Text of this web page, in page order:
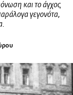
και το άγχος
γεγονότα,